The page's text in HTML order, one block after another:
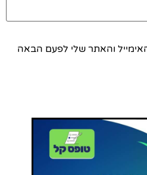
והאתר שלי לפעם הבאה